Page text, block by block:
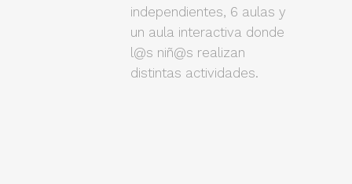
independientes, 6 aulas y
un aula interactiva donde
l@s niñ@s realizan
distintas actividades.